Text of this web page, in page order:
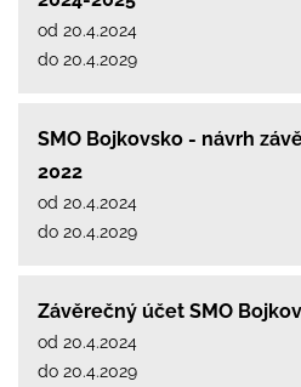
od 20.4.2024
do 20.4.2029
SMO Bojkovsko - návrh
2022
od 20.4.2024
do 20.4.2029
Závěrečný účet SMO
od 20.4.2024
do 20.4.2029